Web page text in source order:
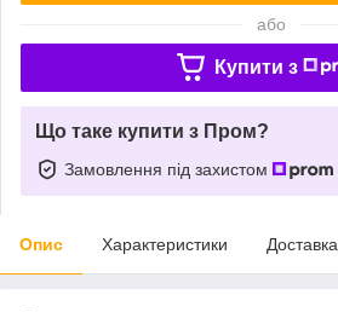
або
Купити з
Що таке купити з Пром?
Замовлення під захистом
Опис Характеристики Доставка